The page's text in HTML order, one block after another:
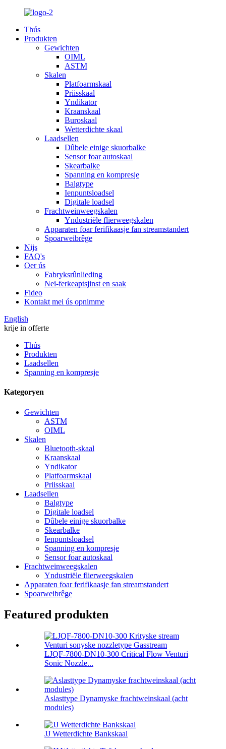
Thús
Produkten
Gewichten
OIML
ASTM
Skalen
Platfoarmskaal
Priisskaal
Yndikator
Kraanskaal
Buroskaal
Wetterdichte skaal
Laadsellen
Dûbele einige skuorbalke
Sensor foar autoskaal
Skearbalke
Spanning en kompresje
Balgtype
Ienpuntsloadsel
Digitale loadsel
Frachtweinweegskalen
Yndustriële flierweegskalen
Apparaten foar ferifikaasje fan streamstandert
Spoarweibrêge
Nijs
FAQ's
Oer ús
Fabryksrûnlieding
Nei-ferkeaptsjinst en saak
Fideo
Kontakt mei ús opnimme
English
krije in offerte
Thús
Produkten
Laadsellen
Spanning en kompresje
Kategoryen
Gewichten
ASTM
OIML
Skalen
Bluetooth-skaal
Kraanskaal
Yndikator
Platfoarmskaal
Priisskaal
Laadsellen
Balgtype
Digitale loadsel
Dûbele einige skuorbalke
Skearbalke
Ienpuntsloadsel
Spanning en kompresje
Sensor foar autoskaal
Frachtweinweegskalen
Yndustriële flierweegskalen
Apparaten foar ferifikaasje fan streamstandert
Spoarweibrêge
Featured produkten
LJQF-7800-DN10-300 Critical Flow Venturi
Sonic Nozzle...
Aslasttype Dynamyske frachtweinskaal (acht
modules)
JJ Wetterdichte Bankskaal